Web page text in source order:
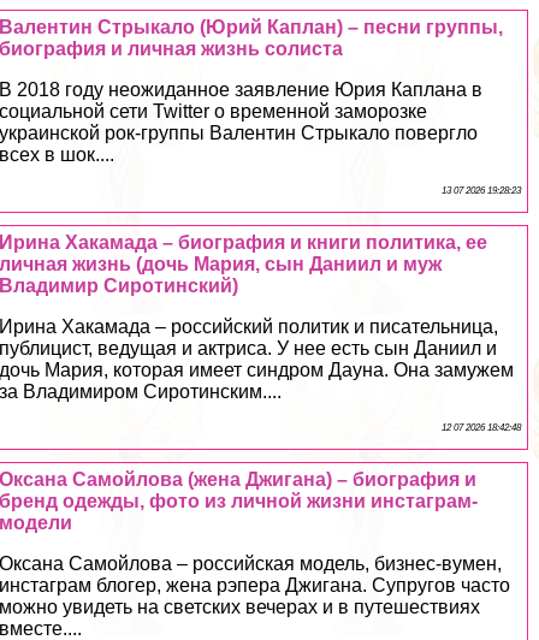
Валентин Стрыкало (Юрий Каплан) – песни группы,
биография и личная жизнь солиста
В 2018 году неожиданное заявление Юрия Каплана в
социальной сети Twitter о временной заморозке
украинской рок-группы Валентин Стрыкало повергло
всех в шок....
13 07 2026 19:28:23
Ирина Хакамада – биография и книги политика, ее
личная жизнь (дочь Мария, сын Даниил и муж
Владимир Сиротинский)
Ирина Хакамада – российский политик и писательница,
публицист, ведущая и актриса. У нее есть сын Даниил и
дочь Мария, которая имеет синдром Дауна. Она замужем
за Владимиром Сиротинским....
12 07 2026 18:42:48
Оксана Самойлова (жена Джигана) – биография и
бренд одежды, фото из личной жизни инстаграм-
модели
Оксана Самойлова – российская модель, бизнес-вумен,
инстаграм блогер, жена рэпера Джигана. Супругов часто
можно увидеть на светских вечерах и в путешествиях
вместе....